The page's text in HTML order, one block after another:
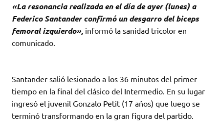
«La resonancia realizada en el día de ayer (lunes) a
Federico Santander confirmó un desgarro del biceps
femoral izquierdo», informó la sanidad tricolor en
comunicado.
Santander salió lesionado a los 36 minutos del primer
tiempo en la final del clásico del Intermedio. En su lugar
ingresó el juvenil Gonzalo Petit (17 años) que luego se
terminó transformando en la gran figura del partido.